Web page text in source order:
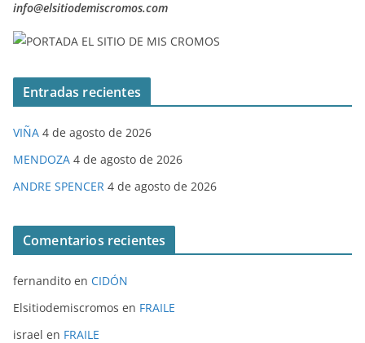
info@elsitiodemiscromos.com
Entradas recientes
VIÑA 4 de agosto de 2026
MENDOZA 4 de agosto de 2026
ANDRE SPENCER 4 de agosto de 2026
Comentarios recientes
fernandito en CIDÓN
Elsitiodemiscromos en FRAILE
israel en FRAILE